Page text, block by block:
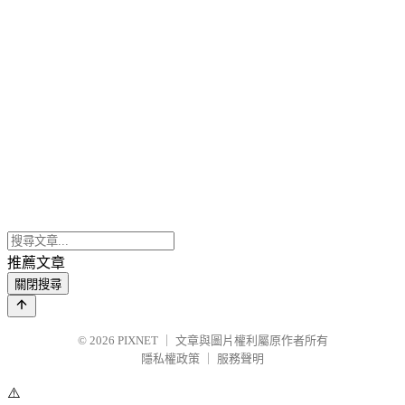
推薦文章
關閉搜尋
© 2026 PIXNET
文章與圖片權利屬原作者所有
隱私權政策
服務聲明
⚠️